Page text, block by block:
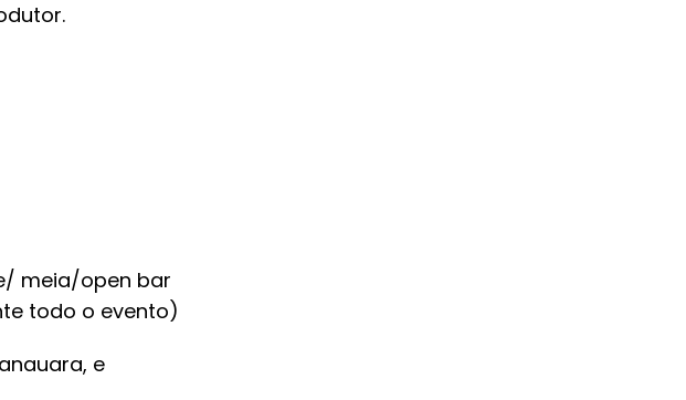
meia/open bar
todo o evento)
e